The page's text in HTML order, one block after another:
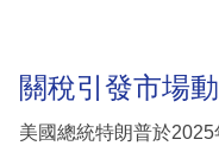
關稅引發市場
美國總統特朗普於